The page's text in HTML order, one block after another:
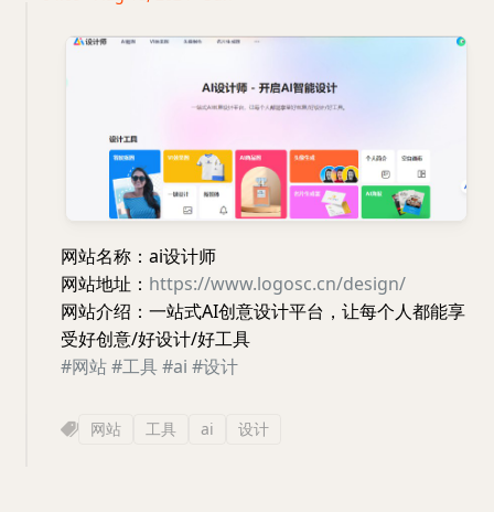
网站名称：ai设计师
网站地址： https://www.logosc.cn/design/
网站介绍：一站式AI创意设计平台，让每个人都能享
受好创意/好设计/好工具
#网站#工具#ai #设计
网站 工具 ai 设计